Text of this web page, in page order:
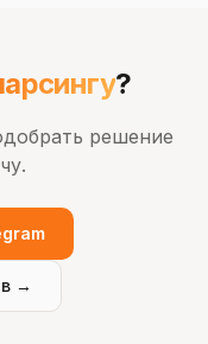
?
решение
→